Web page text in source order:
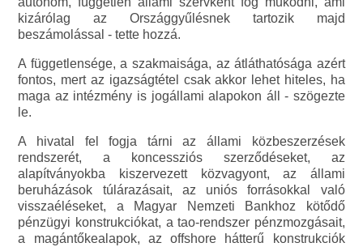
kizárólag az Országgyűlésnek tartozik majd
beszámolással - tette hozzá.
A függetlensége, a szakmaisága, az átláthatósága azért
fontos, mert az igazságtétel csak akkor lehet hiteles, ha
maga az intézmény is jogállami alapokon áll - szögezte
le.
A hivatal fel fogja tárni az állami közbeszerzések
rendszerét, a koncessziós szerződéseket, az
alapítványokba kiszervezett közvagyont, az állami
beruházások túlárazásait, az uniós forrásokkal való
visszaéléseket, a Magyar Nemzeti Bankhoz kötődő
pénzügyi konstrukciókat, a tao-rendszer pénzmozgásait,
a magántőkealapok, az offshore hátterű konstrukciók